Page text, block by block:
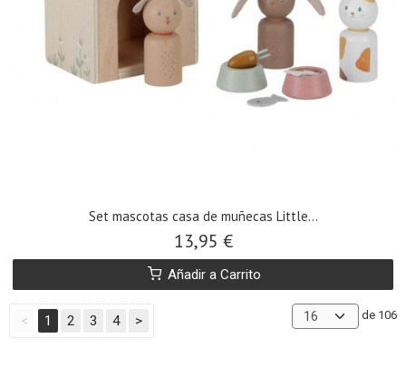
Set mascotas casa de muñecas Little...
13,95 €
Añadir a Carrito
< 1 2 3 4 > de 106